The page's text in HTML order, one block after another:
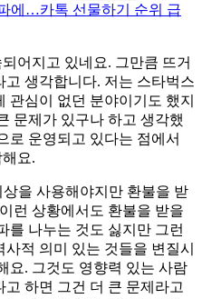
에…카톡 선물하기 순위 급
어지고 있네요. 그만큼 뜨거
생각합니다. 저는 스타벅스
관심이 없던 분야이기도 했지
문제가 있구나 하고 생각했
로 운영되고 있다는 점에서
요.
을 사용해야지만 환불을 받
런 상황에서도 환불을 받을
를 나누는 것도 싫지만 그런
적 의미 있는 것들을 변질시
요. 그것도 영향력 있는 사람
하면 그건 더 큰 문제라고